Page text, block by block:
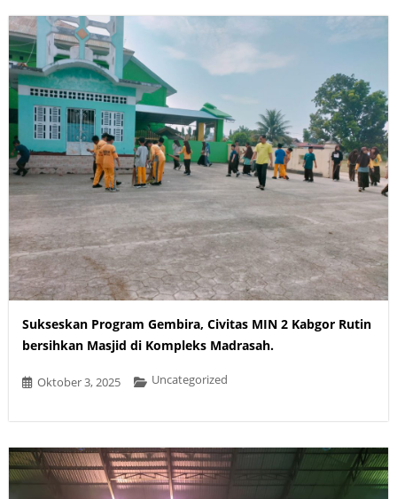
Sukseskan Program Gembira, Civitas MIN 2 Kabgor Rutin
bersihkan Masjid di Kompleks Madrasah.
Oktober 3, 2025 Uncategorized